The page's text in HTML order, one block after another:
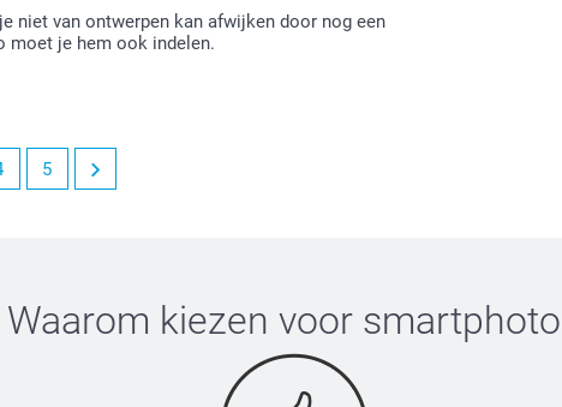
niet van ontwerpen kan afwijken door nog een
moet je hem ook indelen.
bent over je ontvangen muismat.
5
Waarom kiezen voor smartphoto